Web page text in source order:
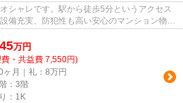
シャレです。駅から徒歩5分というアクセス
備充実、防犯性も高い安心のマンション物件
万円
・共益費 7,550円)
ヶ月｜礼：8万円
：3階
：1K